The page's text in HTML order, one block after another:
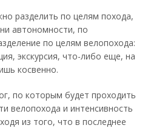
разделить по целям похода,
автономности, по
по целям велопохода:
экскурсия, что-либо еще, на
косвенно.
по которым будет проходить
велопохода и интенсивность
из того, что в последнее